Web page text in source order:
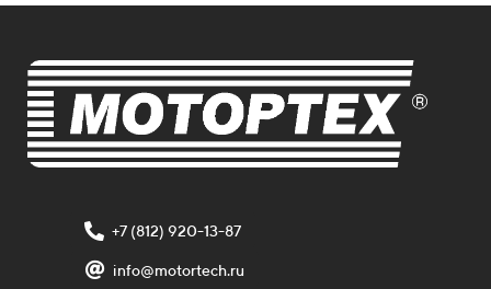
+7 (812) 920-13-87
info@motortech.ru